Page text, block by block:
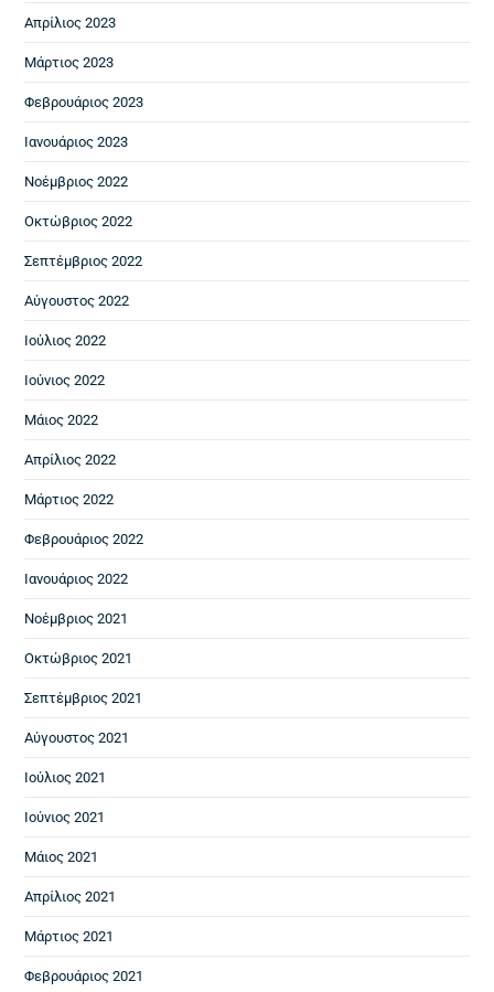
Απρίλιος 2023
Μάρτιος 2023
Φεβρουάριος 2023
Ιανουάριος 2023
Νοέμβριος 2022
Οκτώβριος 2022
Σεπτέμβριος 2022
Αύγουστος 2022
Ιούλιος 2022
Ιούνιος 2022
Μάιος 2022
Απρίλιος 2022
Μάρτιος 2022
Φεβρουάριος 2022
Ιανουάριος 2022
Νοέμβριος 2021
Οκτώβριος 2021
Σεπτέμβριος 2021
Αύγουστος 2021
Ιούλιος 2021
Ιούνιος 2021
Μάιος 2021
Απρίλιος 2021
Μάρτιος 2021
Φεβρουάριος 2021